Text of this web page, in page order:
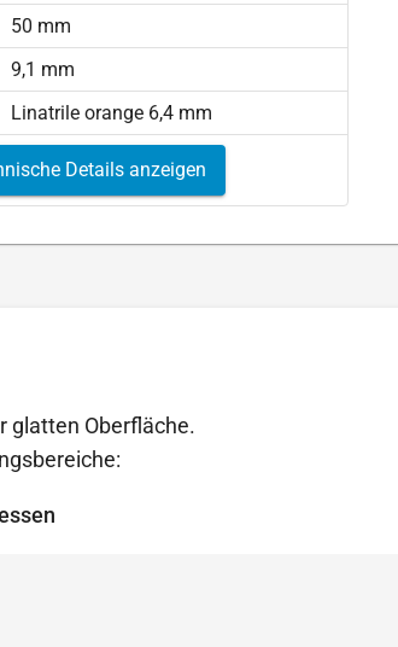
50 mm
9,1 mm
Linatrile orange 6,4 mm
Details anzeigen
glatten Oberfläche.